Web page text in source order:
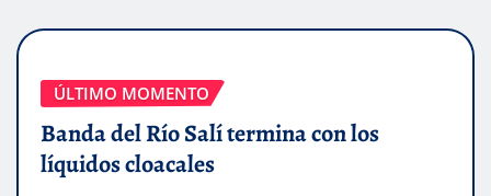
ÚLTIMO MOMENTO
Banda del Río Salí termina con los
líquidos cloacales